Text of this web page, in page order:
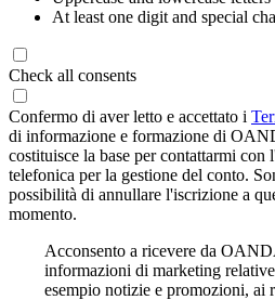
At least one digit and special
Check all consents
Confermo di aver letto e accettato i
di informazione e formazione di
costituisce la base per contattarmi con
telefonica per la gestione del conto.
possibilità di annullare l'iscrizione a
momento.
Acconsento a ricevere da
informazioni di marketing
esempio notizie e promozioni, ai